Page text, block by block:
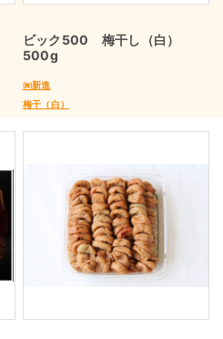
ビック500 梅干し（白）
500g
㈱新進
梅干（白）